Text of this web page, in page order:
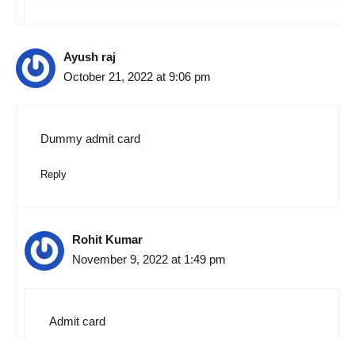
Ayush raj
October 21, 2022 at 9:06 pm
Dummy admit card
Reply
Rohit Kumar
November 9, 2022 at 1:49 pm
Admit card